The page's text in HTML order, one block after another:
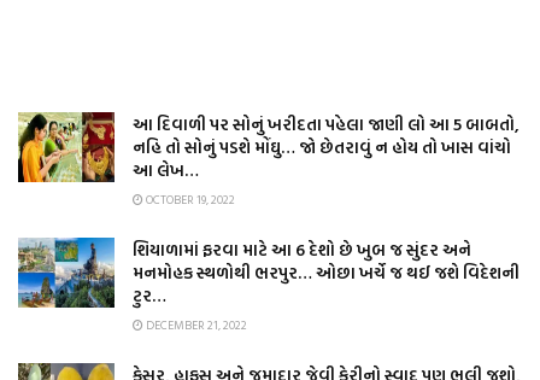
આ દિવાળી પર સોનું ખરીદતા પહેલા જાણી લો આ 5 બાબતો,
નહિ તો સોનું પડશે મોંઘુ… જો છેતરાવું ન હોય તો ખાસ વાંચો
આ લેખ…
OCTOBER 19, 2022
શિયાળામાં ફરવા માટે આ 6 દેશો છે ખુબ જ સુંદર અને
મનમોહક સ્થળોથી ભરપુર… ઓછા ખર્ચે જ થઈ જશે વિદેશની
ટુર…
DECEMBER 21, 2022